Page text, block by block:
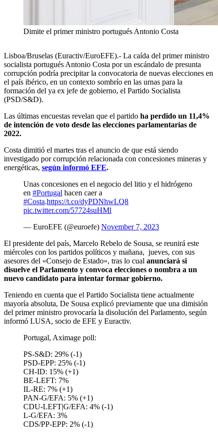
Dimite el primer ministro portugués Antonio Costa
Lisboa/Bruselas (Euractiv/EuroEFE).- La caída del primer ministro
socialista portugués Antonio Costa por un escándalo de presunta
corrupción podría precipitar la convocatoria de nuevas elecciones en
el país ibérico, en un contexto sombrío en las urnas para la
formación del ya ex jefe de gobierno, el Partido Socialista
(PSD/S&D).
Las últimas encuestas revelan que el partido ha perdido un 11,4%
de intención de voto desde las elecciones parlamentarias de
2022.
Costa dimitió el martes tras el anuncio de que está siendo
investigado por corrupción relacionada con concesiones mineras y
energéticas, según informó EFE.
Unas concesiones en el negocio del litio y el hidrógeno
en #Portugal hacen caer a
#Costa.https://t.co/dyPDNhwLQ8
pic.twitter.com/57724suHMl
— EuroEFE (@euroefe) November 7, 2023
El presidente del país, Marcelo Rebelo de Sousa, se reunirá este
miércoles con los partidos políticos y mañana, jueves, con sus
asesores del «Consejo de Estado», tras lo cual anunciará si
disuelve el Parlamento y convoca elecciones o nombra a un
nuevo candidato para intentar formar gobierno.
Teniendo en cuenta que el Partido Socialista tiene actualmente
mayoría absoluta, De Sousa explicó previamente que una dimisión
del primer ministro provocaría la disolución del Parlamento, según
informó LUSA, socio de EFE y Euractiv.
Portugal, Aximage poll:
PS-S&D: 29% (-1)
PSD-EPP: 25% (-1)
CH-ID: 15% (+1)
BE-LEFT: 7%
IL-RE: 7% (+1)
PAN-G/EFA: 5% (+1)
CDU-LEFT|G/EFA: 4% (-1)
L-G/EFA: 3%
CDS/PP-EPP: 2% (-1)